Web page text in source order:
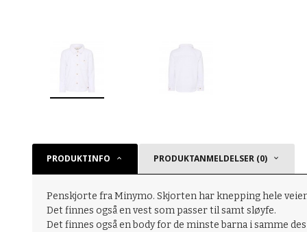
PRODUKTINFO PRODUKTANMELDELSER (0)
Penskjorte fra Minymo. Skjorten har knepping hele
Det finnes også en vest som passer til samt sløyfe.
Det finnes også en body for de minste barna i samme